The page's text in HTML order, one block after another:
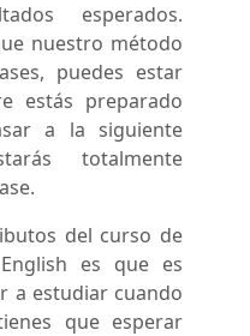
esperados.
nuestro método
puedes estar
estás preparado
a la siguiente
totalmente
del curso de
es que es
a estudiar cuando
que esperar